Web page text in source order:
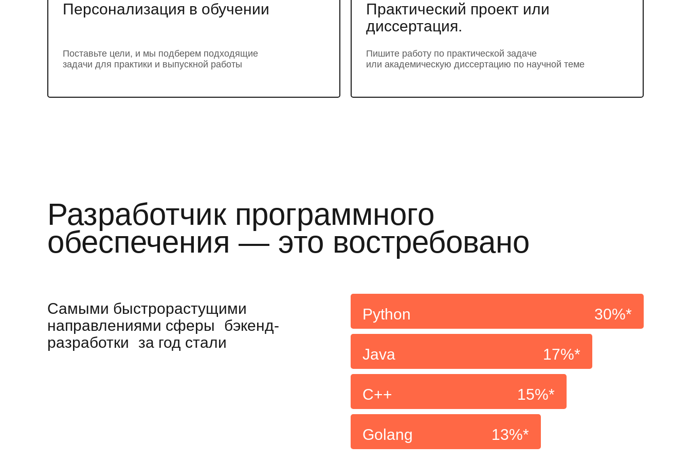
Персонализация в обучении
Поставьте цели, и мы подберем подходящие
задачи для практики и выпускной работы
Практический проект или
диссертация.
Пишите работу по практической задаче
или академическую диссертацию по научной теме
Разработчик программного
обеспечения — это востребовано
Самыми быстрорастущими
направлениями сферы бэкенд-
разработки за год стали
Python 30%*
Java 17%*
С++ 15%*
Golang 13%*